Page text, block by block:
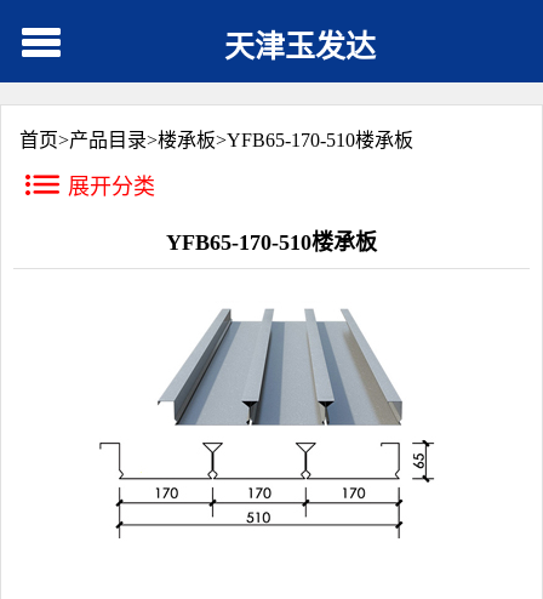
天津玉发达
首页>产品目录>楼承板>YFB65-170-510楼承板
展开分类
YFB65-170-510楼承板